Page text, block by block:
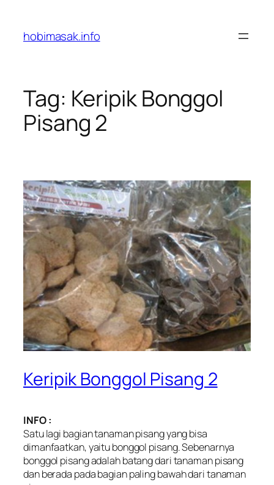
content
hobimasak.info
Tag: Keripik Bonggol
Pisang 2
Keripik Bonggol Pisang 2
INFO :
Satu lagi bagian tanaman pisang yang bisa
dimanfaatkan, yaitu bonggol pisang. Sebenarnya
bonggol pisang adalah batang dari tanaman pisang
dan berada pada bagian paling bawah dari tanaman